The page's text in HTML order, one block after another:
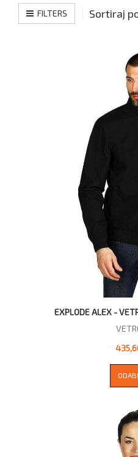
FILTERS Sortiraj
EXPLODE ALEX -